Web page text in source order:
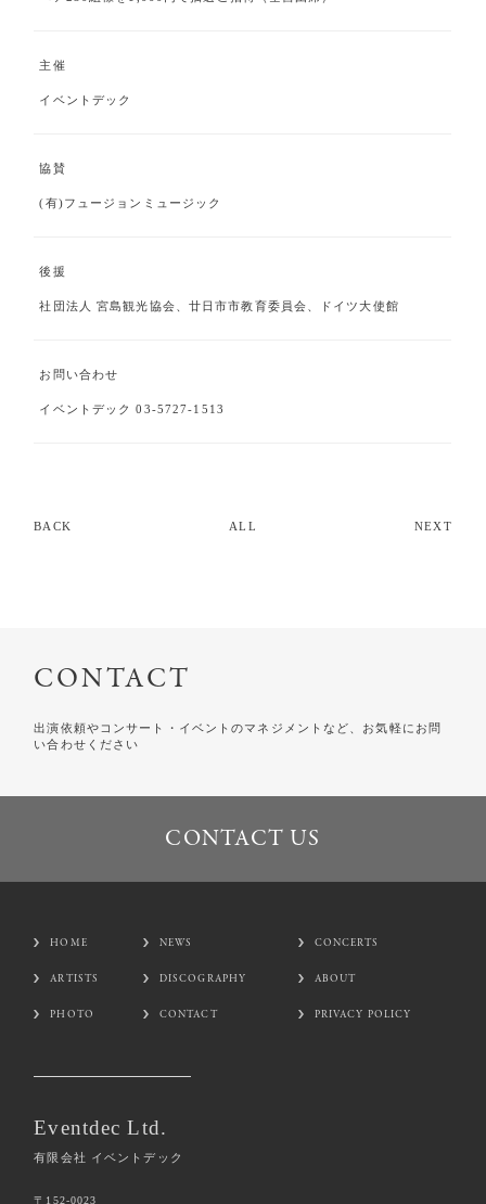
主催
イベントデック
協賛
(有)フュージョンミュージック
後援
社団法人 宮島観光協会、廿日市市教育委員会、ドイツ大使館
お問い合わせ
イベントデック 03-5727-1513
BACK ALL NEXT
CONTACT
出演依頼やコンサート・イベントのマネジメントなど、お気軽にお問
い合わせください
CONTACT US
HOME NEWS CONCERTS
ARTISTS DISCOGRAPHY ABOUT
PHOTO CONTACT PRIVACY POLICY
Eventdec Ltd.
有限会社 イベントデック
〒152-0023